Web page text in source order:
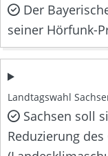
Der
seiner Hörfunk-
Landtagswahl
Sachsen soll
Reduzierung des